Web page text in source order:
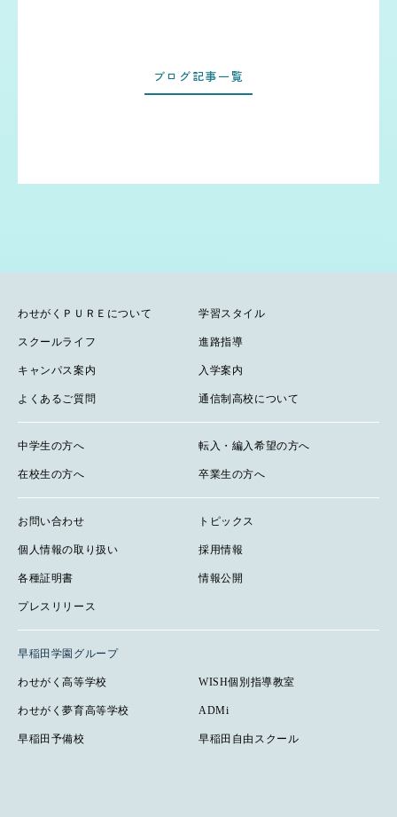
ブログ記事一覧
わせがくＰＵＲＥについて 学習スタイル
スクールライフ 進路指導
キャンパス案内 入学案内
よくあるご質問 通信制高校について
中学生の方へ 転入・編入希望の方へ
在校生の方へ 卒業生の方へ
お問い合わせ トピックス
個人情報の取り扱い 採用情報
各種証明書 情報公開
プレスリリース
早稲田学園グループ
わせがく高等学校 WISH個別指導教室
わせがく夢育高等学校 ADMi
早稲田予備校 早稲田自由スクール